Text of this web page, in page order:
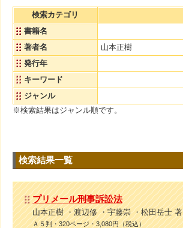
検索カテゴリ
書籍名
著者名
山本正樹
発行年
キーワード
ジャンル
※検索結果はジャンル順です。
検索結果一覧
プリメール刑事訴訟法
山本正樹 ・渡辺修 ・宇藤崇 ・松田岳士 著
Ａ５判・320ページ・3,080円（税込）